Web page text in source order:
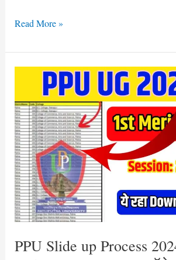
Read More »
PPU Slide up Process
up
Process
2024
–
Patliputra
University
कॉलेज
कैसे
और